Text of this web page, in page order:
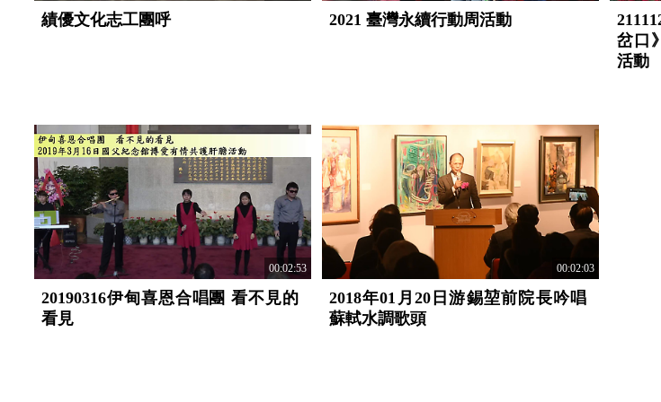
績優文化志工團呼 2021 臺灣永續行動周活動
岔口
活動
00:02:53
20190316伊甸喜恩合唱團 看不見的
看見
00:02:03
2018年01月20日游錫堃前院長吟唱
蘇軾水調歌頭